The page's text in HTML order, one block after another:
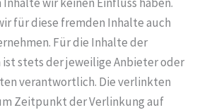
für diese fremden Inhalte auch
Für die Inhalte der
stets der jeweilige Anbieter oder
verantwortlich. Die verlinkten
Zeitpunkt der Verlinkung auf